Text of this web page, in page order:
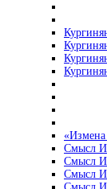
«Измена
Смысл
Смысл
Смысл